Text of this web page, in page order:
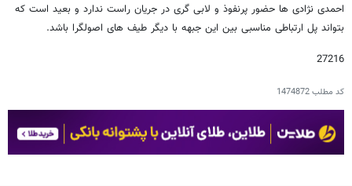
احمدی نژادی ها حضور پرنفوذ و لابی گری در جریان راست ندارد و بعید است که
بتواند پل ارتباطی مناسبی بین این جبهه با دیگر طیف های اصولگرا باشد.
27216
کد مطلب1474872